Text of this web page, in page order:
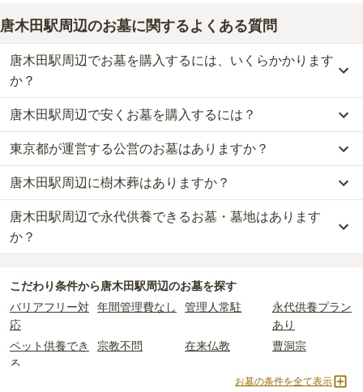
唐木田駅周辺のお墓に関するよくある質問
唐木田駅周辺でお墓を購入するには、いくらかかります
か？
唐木田駅周辺での購入費用の目安は、一般墓が約247万円
一般墓を建てる場合は、「永代使用料（土地代）」と「墓石代」の
2つが主な費用となります。
唐木田駅周辺の一般墓の永代使用料の平均は81万円で、墓石代は東
京都の平均166.9万円です。いずれも区画の広さや墓石の大きさ・
なお、お墓によっては以下の費用が別途かかる場合があります。
・納骨式の費用
：お墓に遺骨を納める儀式のための費用。僧侶に渡
すお布施、会食などの費用がかかります。
・
：お墓の管理費。契約後、毎年発生するケースがあり
ます。
正確な費用は、区画や石材の選び方によって大きく変わるため、見
唐木田駅周辺で安くお墓を購入するには？
唐木田駅周辺で一番安価なお墓は、多摩センター東福寺墓苑
一般
墓で、16万円(墓石代別)からお求めいただけます。
一般的に最も費用を抑えられるのは、他の方のご遺骨と一緒に埋葬
する「合祀墓（ごうしぼ）」と呼ばれるタイプです。個別のお墓に
比べて省スペースで管理の手間がかからないため、費用が安く設定
されています。
価格の目安は、1名あたり5万円〜30万円程度です。
唐木田駅周辺で安価なお墓を探したい場合は、
替えてお墓を探すのがおすすめです。
東京都が運営する公営のお墓はありますか？
唐木田駅周辺には、公営の霊園の掲載がありません。
一方で、東京都内には、県または市区町村が運営する公営の霊園が
16件あります。
公営霊園は民営の霊園と異なり、契約にあたって応募資格が設けら
主な条件として、遺骨がすでにある、該当の市区町村に一定年数以
上住んでいるなどが挙げられます。
条件を満たさない場合は、申し込み自体ができないことも多いた
め、事前の確認が重要です。
契約条件の詳細は、各霊園のページをご確認いただくか、資料請求
唐木田駅周辺に樹木葬はありますか？
唐木田駅周辺には、樹木葬の掲載がありません。
自然葬をお考えの場合は、海洋散骨もご検討ください。
唐木田駅周辺で永代供養できるお墓・墓地はあります
か？
詳しくは、唐木田駅周辺の永代供養の一覧をご覧ください。
こだわり条件から唐木田駅周辺のお墓を探す
バリアフリー対
応
年間管理費なし 管理人常駐
永代供養プラン
あり
ペット供養でき
る
宗教不問 在来仏教 曹洞宗
寺院墓地
お墓の条件を全て表示